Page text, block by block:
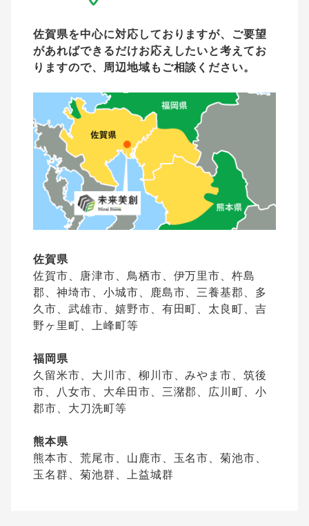
佐賀県を中心に対応しておりますが、ご要望
があればできるだけお応えしたいと考えてお
りますので、周辺地域もご相談ください。
佐賀県
佐賀市、唐津市、鳥栖市、伊万里市、杵島
郡、神埼市、小城市、鹿島市、三養基郡、多
久市、武雄市、嬉野市、有田町、太良町、吉
野ヶ里町、上峰町等
福岡県
久留米市、大川市、柳川市、みやま市、筑後
市、八女市、大牟田市、三潴郡、広川町、小
郡市、大刀洗町等
熊本県
熊本市、荒尾市、山鹿市、玉名市、菊池市、
玉名群、菊池群、上益城群